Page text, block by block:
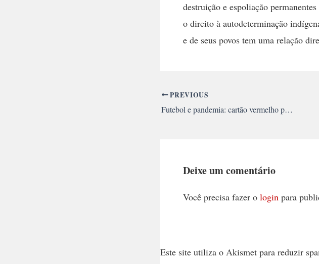
destruição e espoliação
o direito à autodeterminação
e de seus povos tem uma relação
PREVIOUS
Futebol e pandemia: cartão vermelho para quem quer arriscar vidas para salvar cartolas
Deixe um comentário
Você precisa fazer o login para
Este site utiliza o Akismet para reduzir